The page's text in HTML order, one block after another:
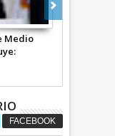
el PV;
Toluca
FACEBOOK